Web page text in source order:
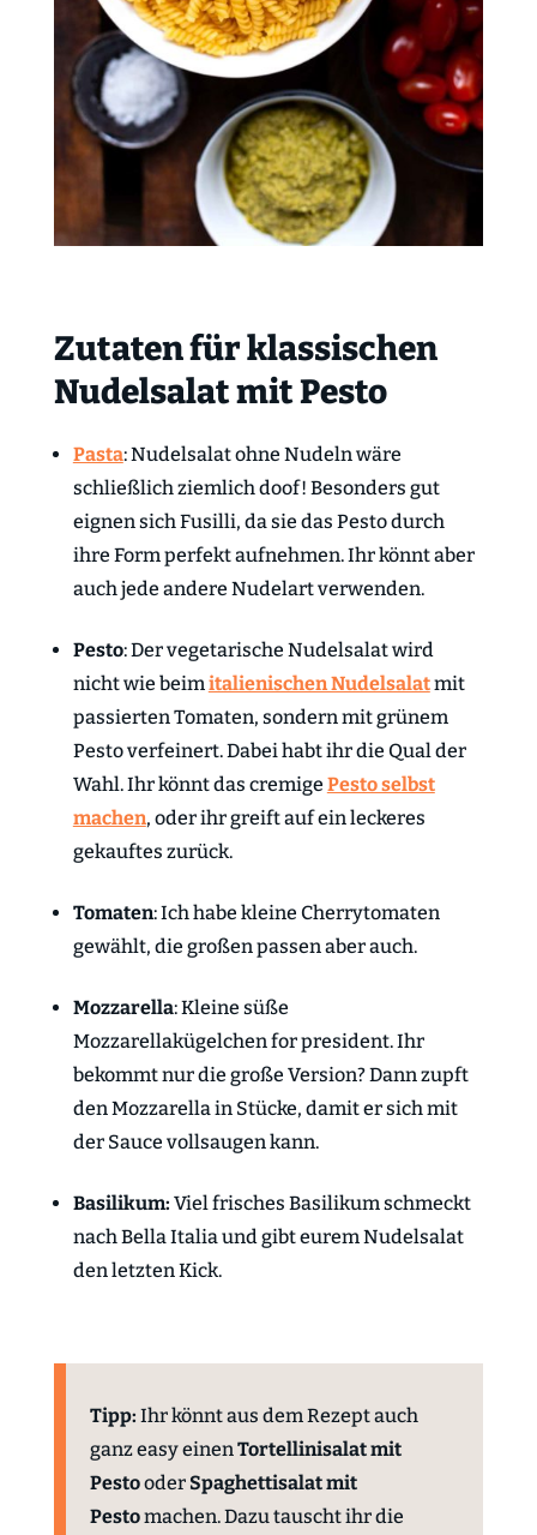
Zutaten für klassischen
Nudelsalat mit Pesto
Pasta: Nudelsalat ohne Nudeln wäre
schließlich ziemlich doof! Besonders gut
eignen sich Fusilli, da sie das Pesto durch
ihre Form perfekt aufnehmen. Ihr könnt aber
auch jede andere Nudelart verwenden.
Pesto: Der vegetarische Nudelsalat wird
nicht wie beimitalienischen Nudelsalatmit
passierten Tomaten, sondern mit grünem
Pesto verfeinert. Dabei habt ihr die Qual der
Wahl. Ihr könnt das cremige Pesto selbst
machen, oder ihr greift auf ein leckeres
gekauftes zurück.
Tomaten: Ich habe kleine Cherrytomaten
gewählt, die großen passen aber auch.
Mozzarella: Kleine süße
Mozzarellakügelchen for president. Ihr
bekommt nur die große Version? Dann zupft
den Mozzarella in Stücke, damit er sich mit
der Sauce vollsaugen kann.
Basilikum: Viel frisches Basilikum schmeckt
nach Bella Italia und gibt eurem Nudelsalat
den letzten Kick.
Tipp: Ihr könnt aus dem Rezept auch
ganz easy einenTortellinisalat mit
Pestooder Spaghettisalat mit
Pestomachen. Dazu tauscht ihr die